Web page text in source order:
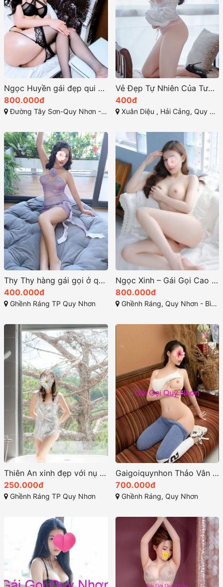
Ngọc Huyền gái đẹp qui nhơn
800.000đ
Đường Tây Sơn-Quy Nhơn - Bình Định
Vẻ Đẹp Tự Nhiên Của Tường Vy – Nàng Búp Bê Miền Tây 2k3
400đ
Xuân Diệu , Hải Cảng, Quy Nhơn
Thy Thy hàng gái gọi ở quy nhơn quá đẳng cấp
400.000đ
Ghềnh Ráng TP Quy Nhơn
Ngọc Xinh – Gái Gọi Cao Cấp Quy Nhơn Đẹp Toàn Diện
800.000đ
Ghềnh Ráng, Quy Nhơn - Bình Định
Thiên An xinh đẹp với nụ cười tỏa nắng
250.000đ
Ghềnh Ráng TP Quy Nhơn
Gaigoiquynhon Thảo Vân Hotgirl rất xinh đẹp
700.000đ
Ghềnh Ráng, Quy Nhơn